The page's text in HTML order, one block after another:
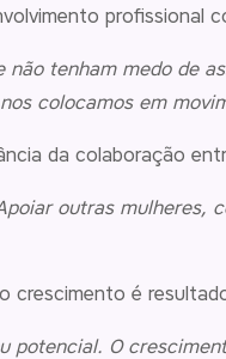
profissional
não tenham medo de
colocamos em
da colaboração
outras
crescimento é
potencial. O